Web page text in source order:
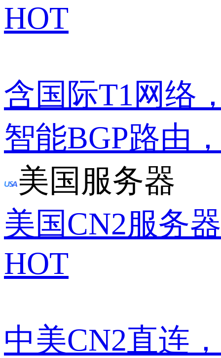
HOT
含国际T1网络
智能BGP路由
美国服务器
美国CN2服务器
HOT
中美CN2直连